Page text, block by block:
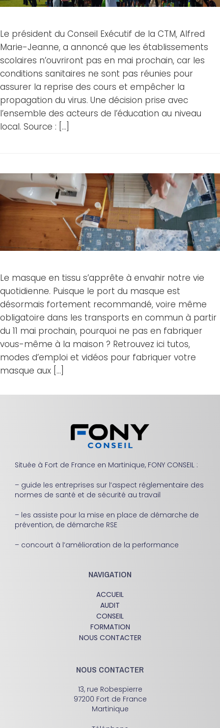
Le président du Conseil Exécutif de la CTM, Alfred
Marie-Jeanne, a annoncé que les établissements
scolaires n’ouvriront pas en mai prochain, car les
conditions sanitaires ne sont pas réunies pour
assurer la reprise des cours et empêcher la
propagation du virus. Une décision prise avec
l’ensemble des acteurs de l’éducation au niveau
local. Source : […]
Le masque en tissu s’apprête à envahir notre vie
quotidienne. Puisque le port du masque est
désormais fortement recommandé, voire même
obligatoire dans les transports en commun à partir
du 11 mai prochain, pourquoi ne pas en fabriquer
vous-même à la maison ? Retrouvez ici tutos,
modes d’emploi et vidéos pour fabriquer votre
masque aux […]
Située à Fort de France en Martinique, FONY CONSEIL :
– guide les entreprises sur l’aspect réglementaire des
normes de santé et de sécurité au travail
– les assiste pour la mise en place de démarche de
prévention, de démarche RSE
– concourt à l’amélioration de la performance
NAVIGATION
ACCUEIL
AUDIT
CONSEIL
FORMATION
NOUS CONTACTER
NOUS CONTACTER
13, rue Robespierre
97200 Fort de France
Martinique